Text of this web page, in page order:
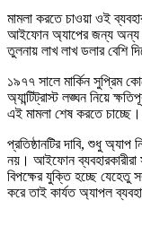
মামলা করতে চাওয়া ওই
আইফোন অ্যাপের জন্য অন্য
তুলনায় লাখ লাখ ডলার বেশি
১৯৭৭ সালে মার্কিন সুপ্রিম
অ্যান্টিট্রাস্ট লঙ্ঘন নিয়ে
এই মামলা শেষ করতে চাচ্ছে।
প্রতিষ্ঠানটির দাবি, শুধু অ্যাপ
নয়। আইফোন ব্যবহারকারীরা
বিপক্ষের যুক্তি হচ্ছে যেহেতু
করে তাই কার্যত অ্যাপল